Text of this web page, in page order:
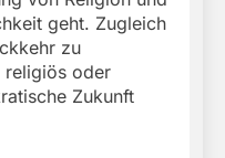
geht. Zugleich
zu
religiös oder
Zukunft